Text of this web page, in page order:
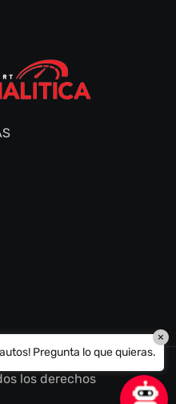
los derechos
Pregunta lo que quieras.
×